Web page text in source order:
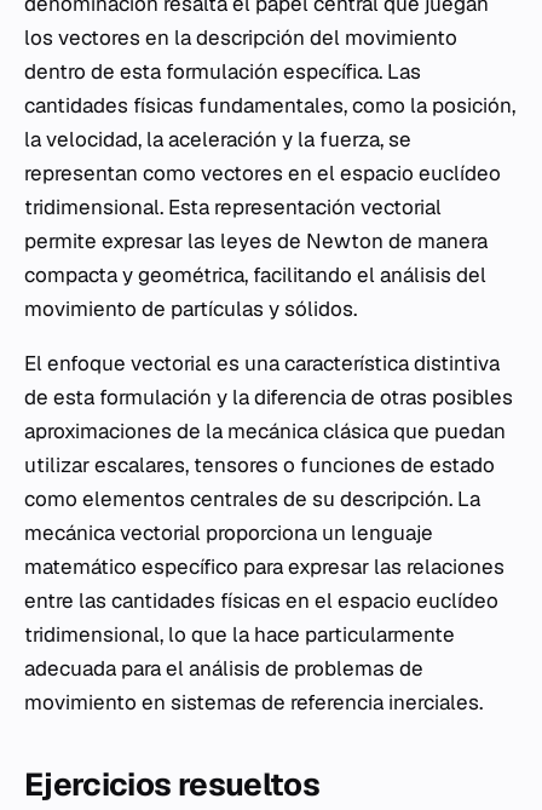
los vectores en la descripción del movimiento
dentro de esta formulación específica. Las
cantidades físicas fundamentales, como la posición,
la velocidad, la aceleración y la fuerza, se
representan como vectores en el espacio euclídeo
tridimensional. Esta representación vectorial
permite expresar las leyes de Newton de manera
compacta y geométrica, facilitando el análisis del
movimiento de partículas y sólidos.
El enfoque vectorial es una característica distintiva
de esta formulación y la diferencia de otras posibles
aproximaciones de la mecánica clásica que puedan
utilizar escalares, tensores o funciones de estado
como elementos centrales de su descripción. La
mecánica vectorial proporciona un lenguaje
matemático específico para expresar las relaciones
entre las cantidades físicas en el espacio euclídeo
tridimensional, lo que la hace particularmente
adecuada para el análisis de problemas de
movimiento en sistemas de referencia inerciales.
Ejercicios resueltos